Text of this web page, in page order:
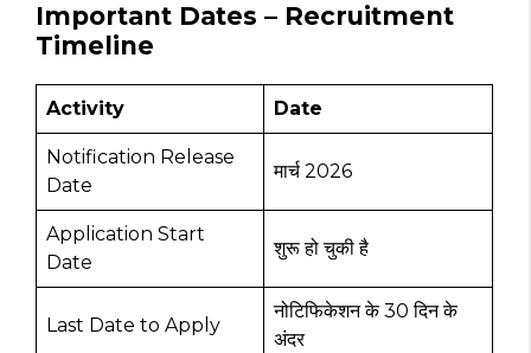
Important Dates – Recruitment
Timeline
Activity Date
Notification Release
Date
मार्च 2026
Application Start
Date
शुरू हो चुकी है
Last Date to Apply
नोटिफिकेशन के 30 दिन के
अंदर